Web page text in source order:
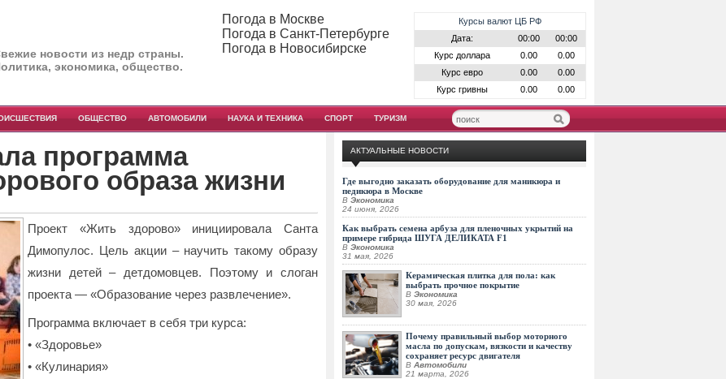
новости из недр страны.
экономика, общество.
Курсы валют ЦБ РФ
Дата:
00:00
00:00
Курс доллара
0.00
0.00
Курс евро
0.00
0.00
Курс гривны
0.00 0.00
Погода в Москве
Погода в Санкт-Петербурге
Погода в Новосибирске
ОБЩЕСТВО АВТОМОБИЛИ НАУКА И ТЕХНИКА СПОРТ ТУРИЗМ
программа
образа жизни
Проект «Жить здорово» инициировала Санта
Димопулос. Цель акции – научить такому образу
жизни детей – детдомовцев. Поэтому и слоган
проекта — «Образование через развлечение».
Программа включает в себя три курса:
• «Здоровье»
• «Кулинария»
АКТУАЛЬНЫЕ НОВОСТИ
Где выгодно заказать оборудование для маникюра и
педикюра в Москве
В Экономика
24 июня, 2026
Как выбрать семена арбуза для пленочных укрытий на
примере гибрида ШУГА ДЕЛИКАТА F1
В Экономика
31 мая, 2026
Керамическая плитка для пола: как
выбрать прочное покрытие
В Экономика
30 мая, 2026
Почему правильный выбор моторного
масла по допускам, вязкости и качеству
сохраняет ресурс двигателя
В Автомобили
21 марта, 2026